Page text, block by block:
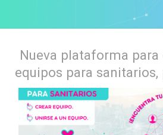
Nueva plataforma para
equipos para sanitarios,